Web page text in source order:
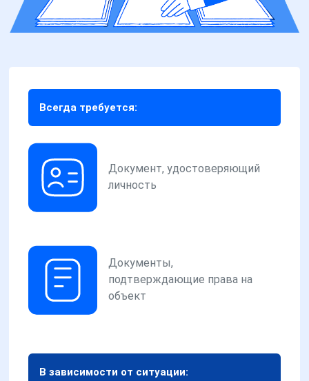
Всегда требуется:
Документ, удостоверяющий
личность
Документы,
подтверждающие права на
объект
В зависимости от ситуации: